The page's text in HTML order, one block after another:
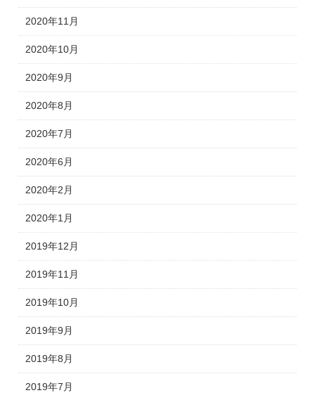
2020年11月
2020年10月
2020年9月
2020年8月
2020年7月
2020年6月
2020年2月
2020年1月
2019年12月
2019年11月
2019年10月
2019年9月
2019年8月
2019年7月